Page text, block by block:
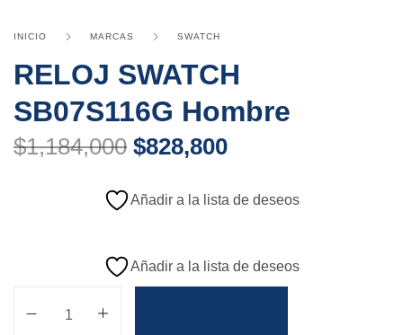
INICIO MARCAS SWATCH
RELOJ SWATCH
SB07S116G Hombre
$1,184,000 $828,800
Añadir a la lista de deseos
Añadir a la lista de deseos